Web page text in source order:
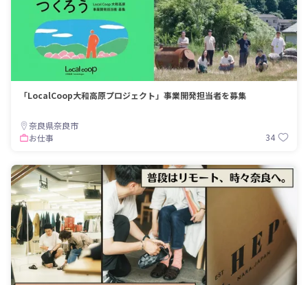
「LocalCoop大和高原プロジェクト」事業開発担当者を募集
奈良県奈良市
お仕事
34